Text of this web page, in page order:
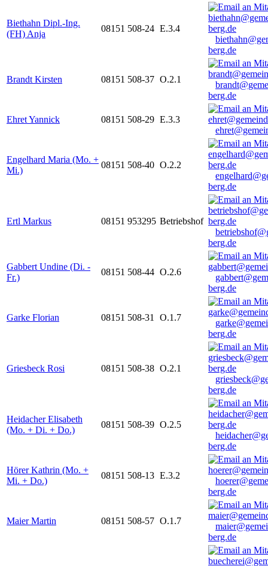
Biethahn Dipl.-Ing.
(FH) Anja
08151 508-24 E.3.4
berg.de
Brandt Kirsten 08151 508-37 O.2.1
berg.de
Ehret Yannick 08151 508-29 E.3.3
Engelhard Maria (Mo. +
Mi.)
08151 508-40 O.2.2
berg.de
Ertl Markus 08151 953295 Betriebshof
berg.de
Gabbert Undine (Di. -
Fr.)
08151 508-44 O.2.6
berg.de
Garke Florian 08151 508-31 O.1.7
berg.de
Griesbeck Rosi 08151 508-38 O.2.1
berg.de
Heidacher Elisabeth
(Mo. + Di. + Do.)
08151 508-39 O.2.5
berg.de
Hörer Kathrin (Mo. +
Mi. + Do.)
08151 508-13 E.3.2
berg.de
Maier Martin 08151 508-57 O.1.7
berg.de